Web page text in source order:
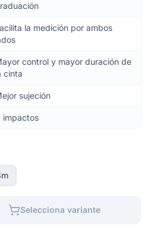
la medición por ambos
control y mayor duración de
cinta
sujeción
impactos
Selecciona variante